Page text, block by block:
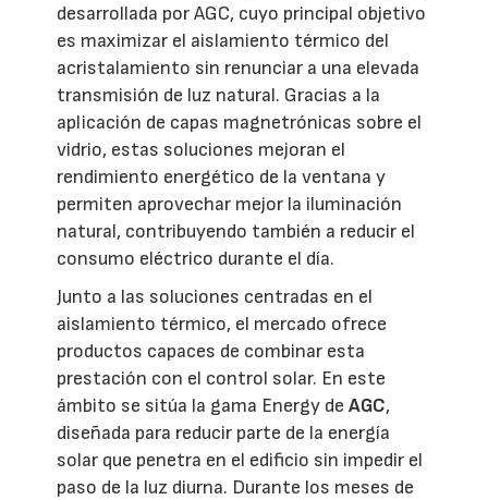
desarrollada por AGC, cuyo principal objetivo
es maximizar el aislamiento térmico del
acristalamiento sin renunciar a una elevada
transmisión de luz natural. Gracias a la
aplicación de capas magnetrónicas sobre el
vidrio, estas soluciones mejoran el
rendimiento energético de la ventana y
permiten aprovechar mejor la iluminación
natural, contribuyendo también a reducir el
consumo eléctrico durante el día.
Junto a las soluciones centradas en el
aislamiento térmico, el mercado ofrece
productos capaces de combinar esta
prestación con el control solar. En este
ámbito se sitúa la gama Energy de AGC,
diseñada para reducir parte de la energía
solar que penetra en el edificio sin impedir el
paso de la luz diurna. Durante los meses de